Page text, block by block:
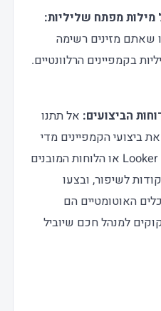
מפתח שליליות:
שאתם מזינים רשימה
בקמפיינים הרלוונטיים.
הביצועים: אל תתנו
ביצועי הקמפיינים מדי
יום/שבוע באמצעות Looker Studio או הלוחות המובנים
לשיפור, ובצעו
האוטומטיים הם
למנהל חכם שיוביל